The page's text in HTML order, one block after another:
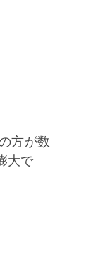
方が数
大で